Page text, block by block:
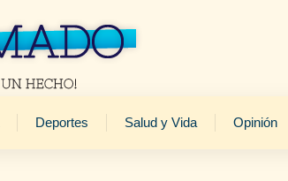
Deportes Salud y Vida Opinión